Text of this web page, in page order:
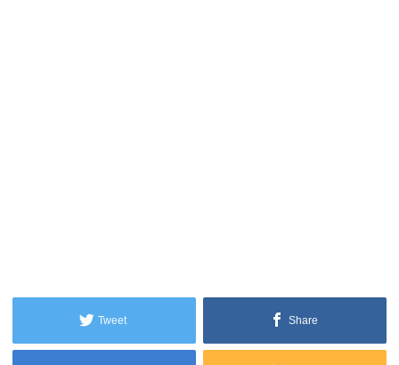
Tweet Share